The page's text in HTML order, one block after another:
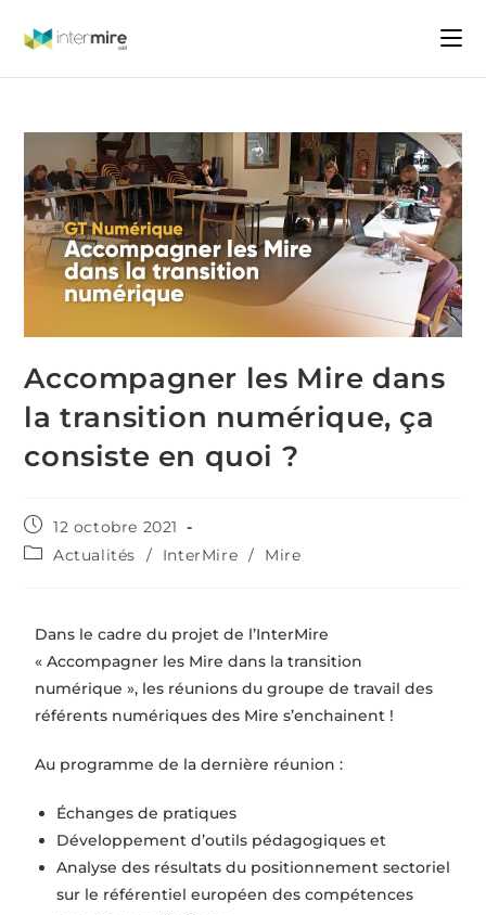
Accompagner les Mire dans
la transition numérique, ça
consiste en quoi ?
12 octobre 2021
Actualités
/ InterMire / Mire
Dans le cadre du projet de l’InterMire
« Accompagner les Mire dans la transition
numérique », les réunions du groupe de travail des
référents numériques des Mire s’enchainent !
Au programme de la dernière réunion :
Échanges de pratiques
Développement d’outils pédagogiques et
Analyse des résultats du positionnement sectoriel
sur le référentiel européen des compétences